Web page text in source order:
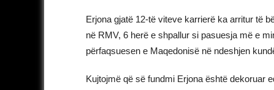
Erjona gjatë 12-të viteve karrierë ka arritur të
në RMV, 6 herë e shpallur si pasuesja më e
përfaqsuesen e Maqedonisë në ndeshjen
Kujtojmë që së fundmi Erjona është dekoruar